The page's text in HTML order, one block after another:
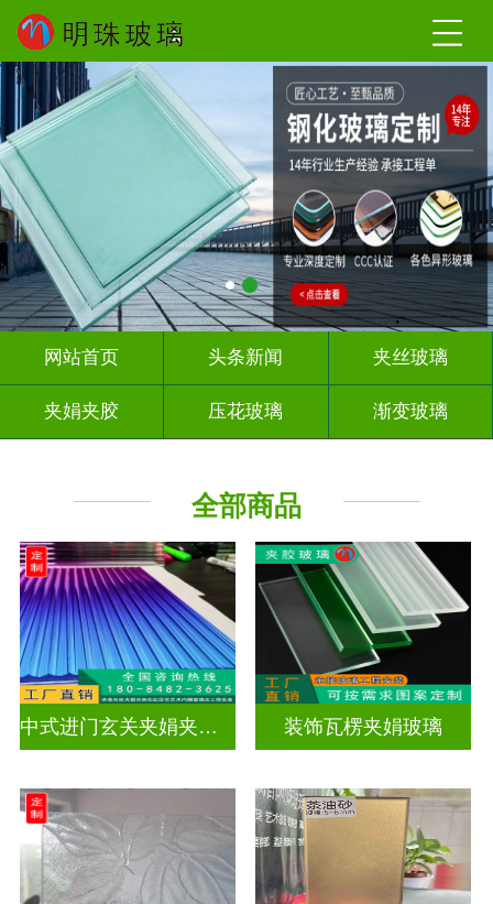
网站首页 头条新闻 夹丝玻璃
夹娟夹胶 压花玻璃 渐变玻璃
全部商品
中式进门玄关夹娟夹丝玻璃 装饰瓦楞夹娟玻璃